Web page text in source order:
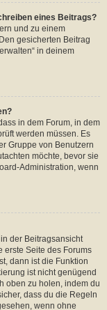
eines Beitrags?
und zu einem
gesicherten Beitrag
in deinem
in dem Forum, in dem
werden müssen. Es
Gruppe von Benutzern
möchte, bevor sie
Administration, wenn
der Beitragsansicht
erste Seite des Forums
dann ist die Funktion
ist nicht genügend
oben zu holen, indem du
dass du die Regeln
wenn ohne